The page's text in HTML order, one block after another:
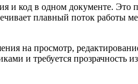
и код в одном документе. Это
плавный поток работы
на просмотр,
и требуется прозрачность